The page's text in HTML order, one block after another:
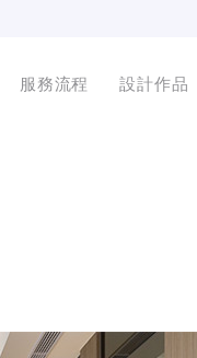
服務流程 設計作品